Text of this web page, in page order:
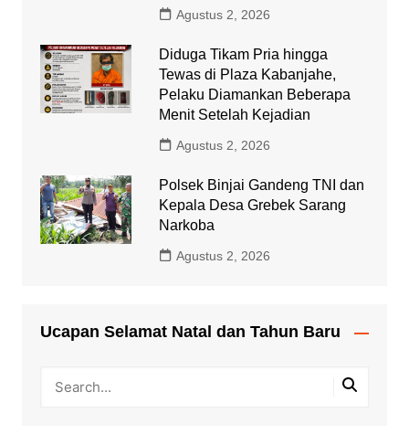
Agustus 2, 2026
Diduga Tikam Pria hingga
Tewas di Plaza Kabanjahe,
Pelaku Diamankan Beberapa
Menit Setelah Kejadian
Agustus 2, 2026
Polsek Binjai Gandeng TNI dan
Kepala Desa Grebek Sarang
Narkoba
Agustus 2, 2026
Ucapan Selamat Natal dan Tahun Baru